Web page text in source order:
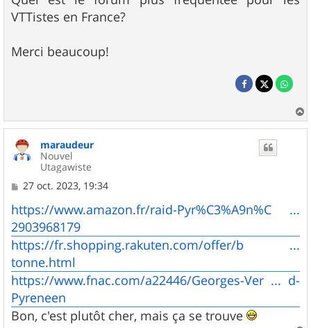
VTTistes en France?
Merci beaucoup!
a
maraudeur
Nouvel
Utagawiste
M
s
s
a
g
e
27 oct. 2023, 19:34
https://www.amazon.fr/raid-Pyr%C3%A9n%C ...
2903968179
https://fr.shopping.rakuten.com/offer/b ...
tonne.html
https://www.fnac.com/a22446/Georges-Ver ... d-
Pyreneen
Bon, c'est plutôt cher, mais ça se trouve